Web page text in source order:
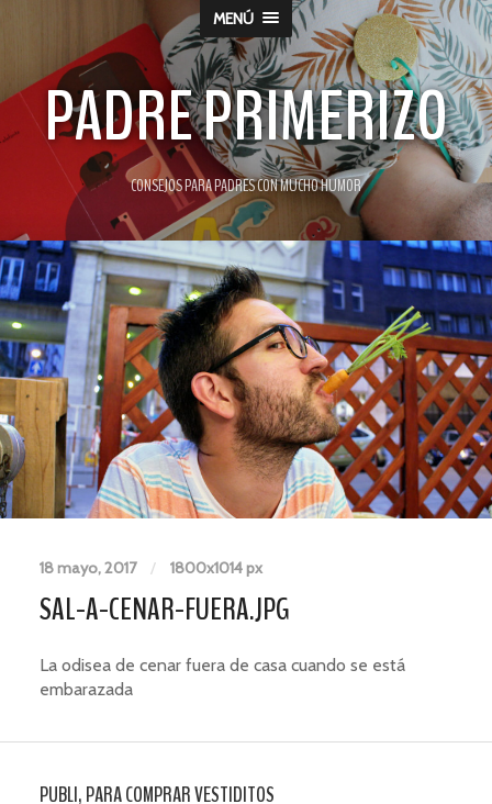
MENÚ
PADRE PRIMERIZO
CONSEJOS PARA PADRES CON MUCHO HUMOR
18 mayo, 2017 / 1800x1014 px
SAL-A-CENAR-FUERA.JPG
La odisea de cenar fuera de casa cuando se está
embarazada
PUBLI, PARA COMPRAR VESTIDITOS